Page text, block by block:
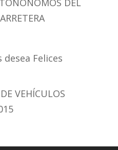
DEL
desea Felices
VEHÍCULOS